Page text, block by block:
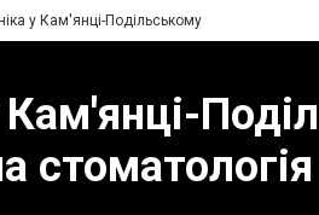
у Кам'янці-Подільському
Кам'янці-
стоматологія